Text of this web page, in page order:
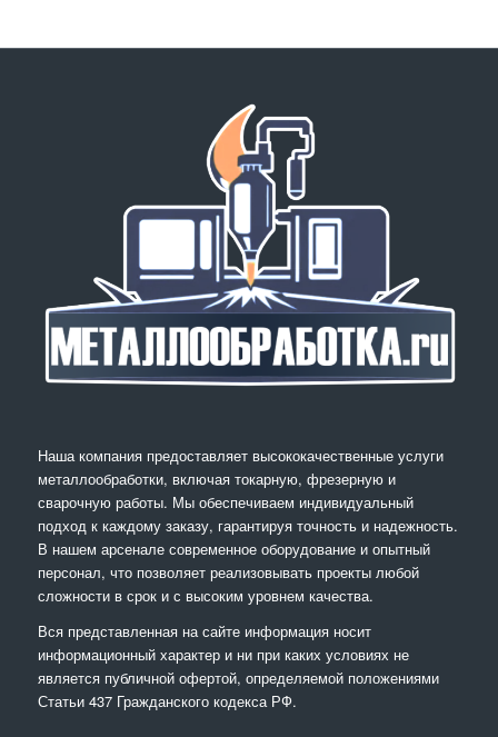
Наша компания предоставляет высококачественные услуги
металлообработки, включая токарную, фрезерную и
сварочную работы. Мы обеспечиваем индивидуальный
подход к каждому заказу, гарантируя точность и надежность.
В нашем арсенале современное оборудование и опытный
персонал, что позволяет реализовывать проекты любой
сложности в срок и с высоким уровнем качества.
Вся представленная на сайте информация носит
информационный характер и ни при каких условиях не
является публичной офертой, определяемой положениями
Статьи 437 Гражданского кодекса РФ.